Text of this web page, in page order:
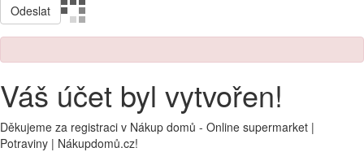
Odeslat
Váš účet byl vytvořen!
Děkujeme za registraci v Nákup domů - Online supermarket |
Potraviny | Nákupdomů.cz!